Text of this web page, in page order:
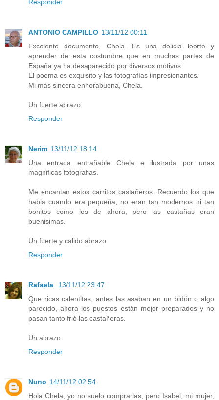
Responder
ANTONIO CAMPILLO 13/11/12 00:11
Excelente documento, Chela. Es una delicia leerte y
aprender de esta costumbre que en muchas partes de
España ya ha desaparecido por diversos motivos.
El poema es exquisito y las fotografías impresionantes.
Mi más sincera enhorabuena, Chela.
Un fuerte abrazo.
Responder
Nerim 13/11/12 18:14
Una entrada entrañable Chela e ilustrada por unas
magnificas fotografias.
Me encantan estos carritos castañeros. Recuerdo los que
habia cuando era pequeña, no eran tan modernos ni tan
bonitos como los de ahora, pero las castañas eran
buenisimas.
Un fuerte y calido abrazo
Responder
Rafaela
13/11/12 23:47
Que ricas calentitas, antes las asaban en un bidón o algo
parecido, ahora los puestos están mejor preparados y no
pasan tanto frió las castañeras.
Un abrazo.
Responder
Nuno 14/11/12 02:54
Hola Chela, yo no suelo comprarlas, pero Isabel, mi mujer,